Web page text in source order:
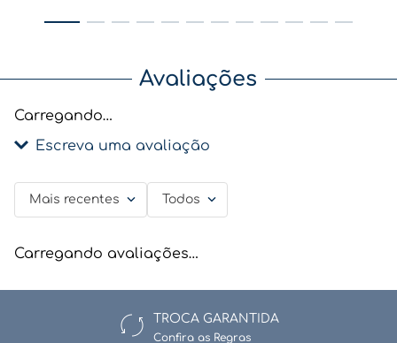
Avaliações
Carregando…
Escreva uma avaliação
Adicionar avaliação
Título
Avalie o produto de 1 a 5 estrelas
Mais recentes Todos
Carregando avaliações…
TROCA GARANTIDA
Confira as Regras